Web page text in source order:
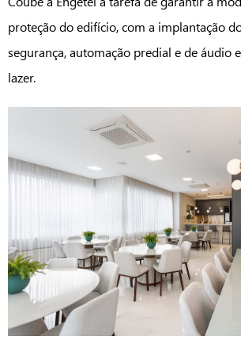
proteção do edifício, com a implantação
segurança, automação predial e de áudio
lazer.